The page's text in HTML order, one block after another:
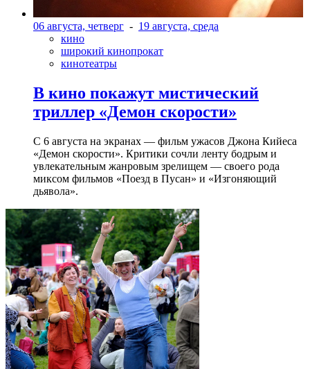
06 августа, четверг - 19 августа, среда
кино
широкий кинопрокат
кинотеатры
В кино покажут мистический
триллер «Демон скорости»
С 6 августа на экранах — фильм ужасов Джона Кийеса
«Демон скорости». Критики сочли ленту бодрым и
увлекательным жанровым зрелищeм — своего рода
миксом фильмов «Поезд в Пусан» и «Изгоняющий
дьявола».